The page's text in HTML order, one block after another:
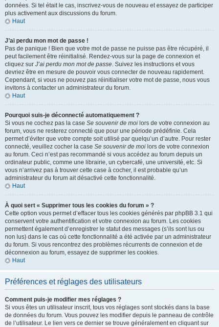
données. Si tel était le cas, inscrivez-vous de nouveau et essayez de participer
plus activement aux discussions du forum.
Haut
J’ai perdu mon mot de passe !
Pas de panique ! Bien que votre mot de passe ne puisse pas être récupéré, il
peut facilement être réinitialisé. Rendez-vous sur la page de connexion et
cliquez sur J’ai perdu mon mot de passe. Suivez les instructions et vous
devriez être en mesure de pouvoir vous connecter de nouveau rapidement.
Cependant, si vous ne pouvez pas réinitialiser votre mot de passe, nous vous
invitons à contacter un administrateur du forum.
Haut
Pourquoi suis-je déconnecté automatiquement ?
Si vous ne cochez pas la case Se souvenir de moi lors de votre connexion au
forum, vous ne resterez connecté que pour une période prédéfinie. Cela
permet d’éviter que votre compte soit utilisé par quelqu’un d’autre. Pour rester
connecté, veuillez cocher la case Se souvenir de moi lors de votre connexion
au forum. Ceci n’est pas recommandé si vous accédez au forum depuis un
ordinateur public, comme une librairie, un cybercafé, une université, etc. Si
vous n’arrivez pas à trouver cette case à cocher, il est probable qu’un
administrateur du forum ait désactivé cette fonctionnalité.
Haut
À quoi sert « Supprimer tous les cookies du forum » ?
Cette option vous permet d’effacer tous les cookies générés par phpBB 3.1 qui
conservent votre authentification et votre connexion au forum. Les cookies
permettent également d’enregistrer le statut des messages (s’ils sont lus ou
non lus) dans le cas où cette fonctionnalité a été activée par un administrateur
du forum. Si vous rencontrez des problèmes récurrents de connexion et de
déconnexion au forum, essayez de supprimer les cookies.
Haut
Préférences et réglages des utilisateurs
Comment puis-je modifier mes réglages ?
Si vous êtes un utilisateur inscrit, tous vos réglages sont stockés dans la base
de données du forum. Vous pouvez les modifier depuis le panneau de contrôle
de l’utilisateur. Le lien vers ce dernier se trouve généralement en cliquant sur